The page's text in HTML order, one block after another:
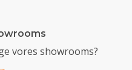
vores showrooms?